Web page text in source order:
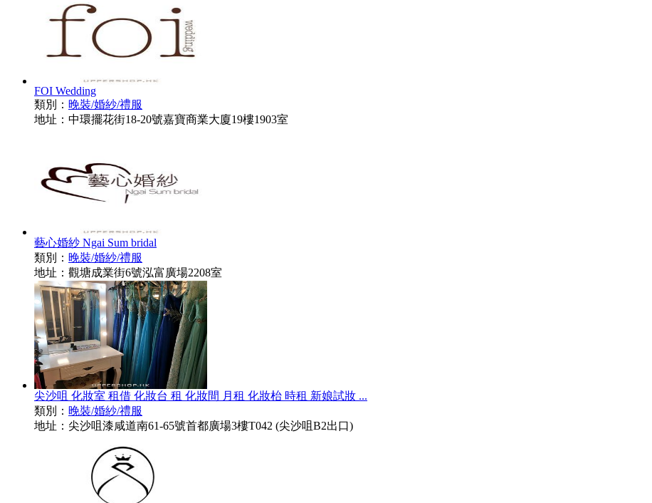
FOI Wedding
類別： 晚裝/婚紗/禮服
地址：中環擺花街18-20號嘉寶商業大廈19樓1903室
藝心婚紗 Ngai Sum bridal
類別： 晚裝/婚紗/禮服
地址：觀塘成業街6號泓富廣場2208室
尖沙咀 化妝室 租借 化妝台 租 化妝間 月租 化妝枱 時租 新娘試妝 ...
類別： 晚裝/婚紗/禮服
地址：尖沙咀漆咸道南61-65號首都廣場3樓T042 (尖沙咀B2出口)